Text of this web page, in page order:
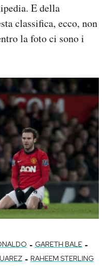
E della
classifica, ecco, non
la foto ci sono i
- GARETH BALE -
- RAHEEM STERLING